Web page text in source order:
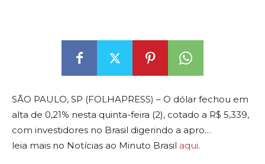
SÃO PAULO, SP (FOLHAPRESS) – O dólar fechou em
alta de 0,21% nesta quinta-feira (2), cotado a R$ 5,339,
com investidores no Brasil digerindo a apro…
leia mais no Notícias ao Minuto Brasil aqui.